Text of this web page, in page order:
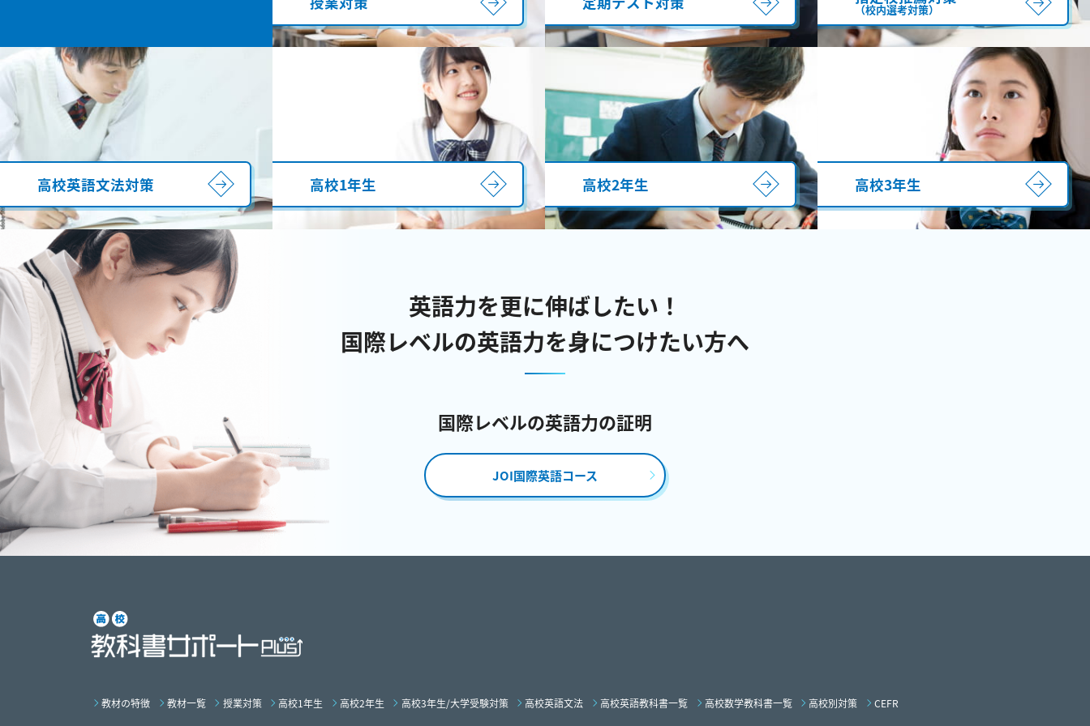
（校内選考対策）
高校英語文法対策 高校1年生 高校2年生 高校3年生
英語力を更に伸ばしたい！
国際レベルの英語力を身につけたい方へ
国際レベルの英語力の証明
JOI国際英語コース
教材の特徴 教材一覧 授業対策 高校1年生 高校2年生 高校3年生/大学受験対策 高校英語文法 高校英語教科書一覧 高校数学教科書一覧 高校別対策
CEFR